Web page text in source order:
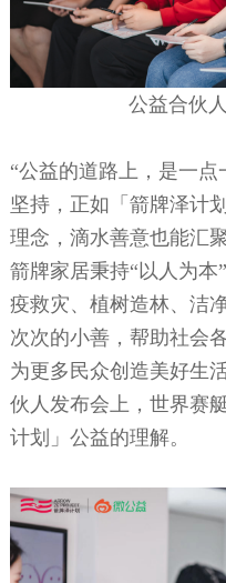
公益合伙
“公益的道路上，是一
坚持，正如「箭牌泽计
理念，滴水善意也能汇
箭牌家居秉持“以人为本
疫救灾、植树造林、洁
次次的小善，帮助社会
为更多民众创造美好生
伙人发布会上，世界赛
计划」公益的理解。